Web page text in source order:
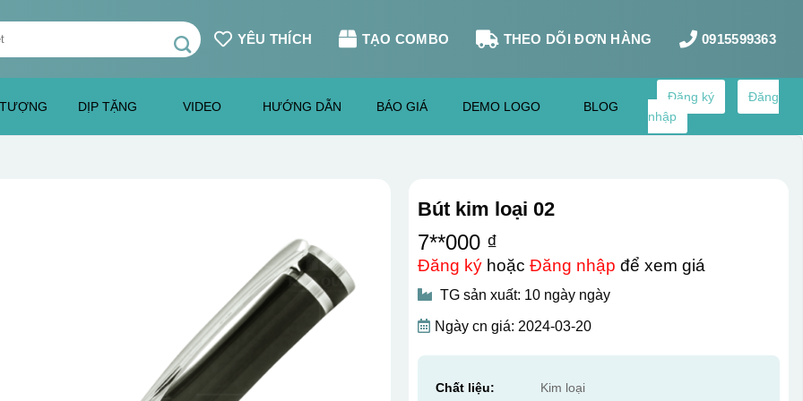
YÊU THÍCH TẠO COMBO THEO DÕI ĐƠN HÀNG 0915599363
DỊP TẶNG VIDEO HƯỚNG DẪN BÁO GIÁ DEMO LOGO BLOG
Đăng ký
Đăng
nhập
Bút kim loại 02
7**000 ₫
Đăng kýhoặc Đăng nhập để xem giá
TG sản xuất: 10 ngày ngày
Ngày cn giá: 2024-03-20
Chất liệu: Kim loại